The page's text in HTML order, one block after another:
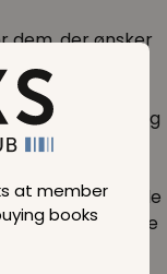
at member
books
dem, der ønsker
og udvikler
strækker sig
økonomi og
kan du
der påvirker
de sociale
og menneskelige